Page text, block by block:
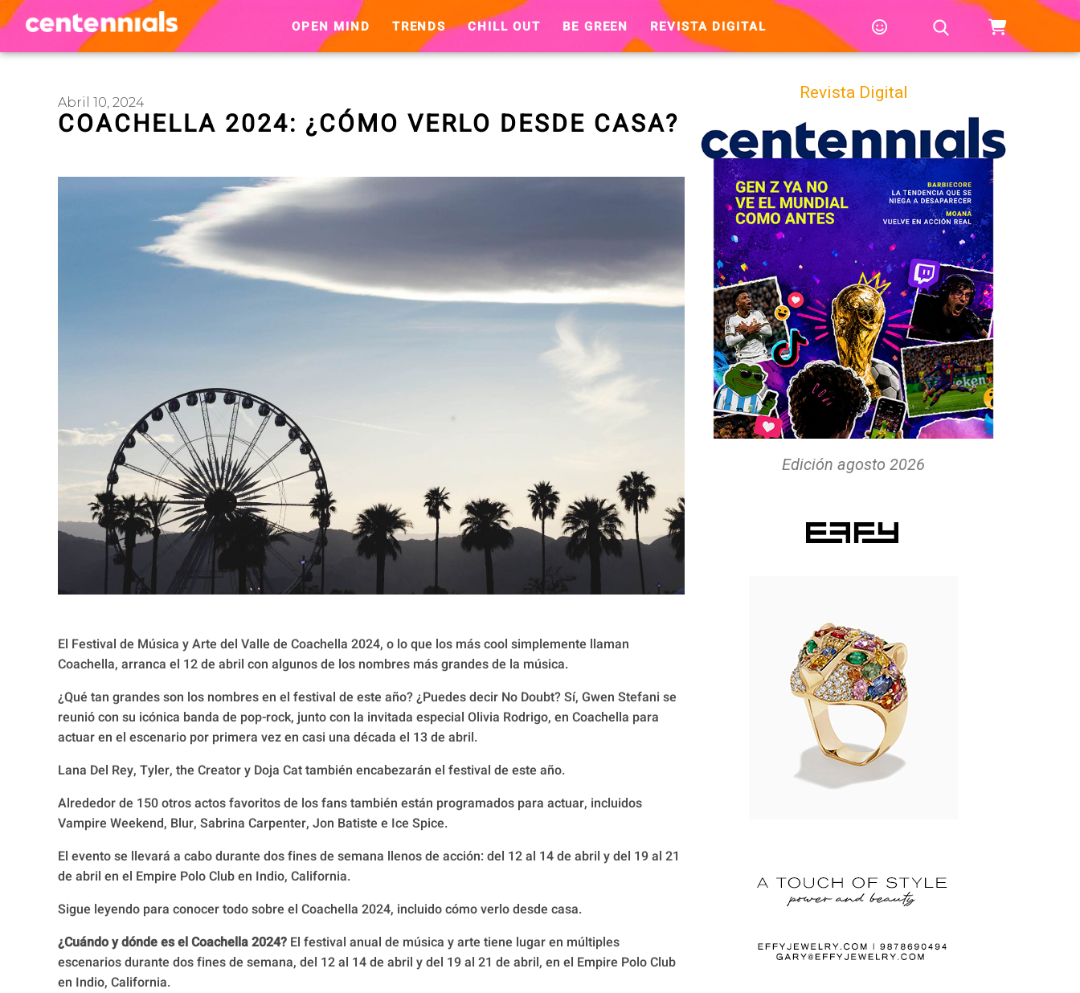
OPEN MIND TRENDS CHILL OUT BE GREEN REVISTA DIGITAL
Abril 10, 2024
COACHELLA 2024: ¿CÓMO VERLO DESDE CASA?
El Festival de Música y Arte del Valle de Coachella 2024, o lo que los más cool simplemente llaman
Coachella, arranca el 12 de abril con algunos de los nombres más grandes de la música.
¿Qué tan grandes son los nombres en el festival de este año? ¿Puedes decir No Doubt? Sí, Gwen Stefani se
reunió con su icónica banda de pop-rock, junto con la invitada especial Olivia Rodrigo, en Coachella para
actuar en el escenario por primera vez en casi una década el 13 de abril.
Lana Del Rey, Tyler, the Creator y Doja Cat también encabezarán el festival de este año.
Alrededor de 150 otros actos favoritos de los fans también están programados para actuar, incluidos
Vampire Weekend, Blur, Sabrina Carpenter, Jon Batiste e Ice Spice.
El evento se llevará a cabo durante dos fines de semana llenos de acción: del 12 al 14 de abril y del 19 al 21
de abril en el Empire Polo Club en Indio, California.
Sigue leyendo para conocer todo sobre el Coachella 2024, incluido cómo verlo desde casa.
¿Cuándo y dónde es el Coachella 2024? El festival anual de música y arte tiene lugar en múltiples
escenarios durante dos fines de semana, del 12 al 14 de abril y del 19 al 21 de abril, en el Empire Polo Club
en Indio, California.
Revista Digital
Edición agosto 2026